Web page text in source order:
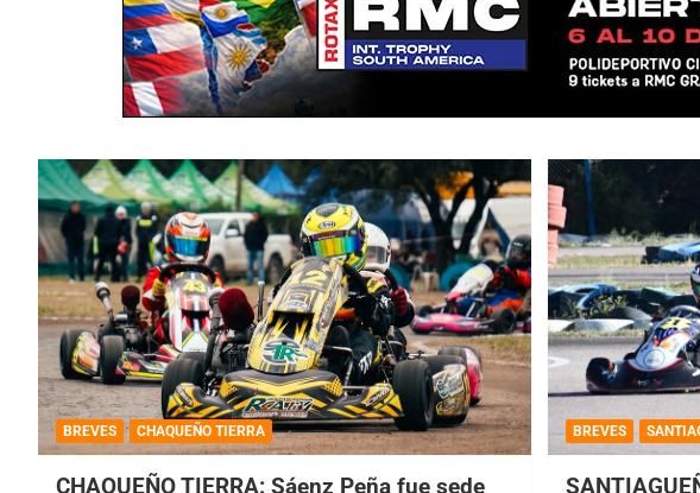
BREVES CHAQUEÑO TIERRA
CHAQUEÑO TIERRA: Sáenz Peña fue sede
BREVES